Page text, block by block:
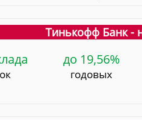
Тинькофф Банк -
до 19,56%
годовых